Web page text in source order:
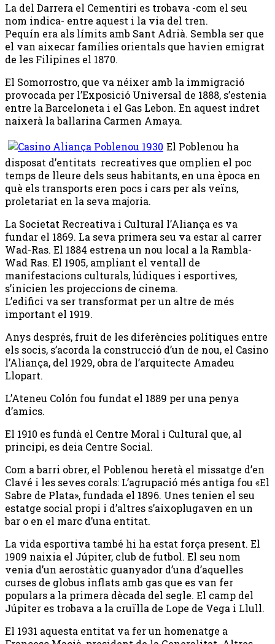
La del Darrera el Cementiri es trobava -com el seu
nom indica- entre aquest i la via del tren.
Pequín era als límits amb Sant Adrià. Sembla ser que
el van aixecar famílies orientals que havien emigrat
de les Filipines el 1870.
El Somorrostro, que va néixer amb la immigració
provocada per l’Exposició Universal de 1888, s’estenia
entre la Barceloneta i el Gas Lebon. En aquest indret
naixerà la ballarina Carmen Amaya.
El Poblenou ha
disposat d’entitats recreatives que omplien el poc
temps de lleure dels seus habitants, en una època en
què els transports eren pocs i cars per als veïns,
proletariat en la seva majoria.
La Societat Recreativa i Cultural l’Aliança es va
fundar el 1869. La seva primera seu va estar al carrer
Wad-Ras. El 1884 estrena un nou local a la Rambla-
Wad Ras. El 1905, ampliant el ventall de
manifestacions culturals, lúdiques i esportives,
s’inicien les projeccions de cinema.
L’edifici va ser transformat per un altre de més
important el 1919.
Anys després, fruit de les diferències polítiques entre
els socis, s’acorda la construcció d’un de nou, el Casino
l’Aliança, del 1929, obra de l’arquitecte Amadeu
Llopart.
L’Ateneu Colón fou fundat el 1889 per una penya
d’amics.
El 1910 es fundà el Centre Moral i Cultural que, al
principi, es deia Centre Social.
Com a barri obrer, el Poblenou heretà el missatge d’en
Clavé i les seves corals: L’agrupació més antiga fou «El
Sabre de Plata», fundada el 1896. Unes tenien el seu
estatge social propi i d’altres s’aixoplugaven en un
bar o en el marc d’una entitat.
La vida esportiva també hi ha estat força present. El
1909 naixia el Júpiter, club de futbol. El seu nom
venia d’un aerostàtic guanyador d’una d’aquelles
curses de globus inflats amb gas que es van fer
populars a la primera dècada del segle. El camp del
Júpiter es trobava a la cruïlla de Lope de Vega i Llull.
El 1931 aquesta entitat va fer un homenatge a